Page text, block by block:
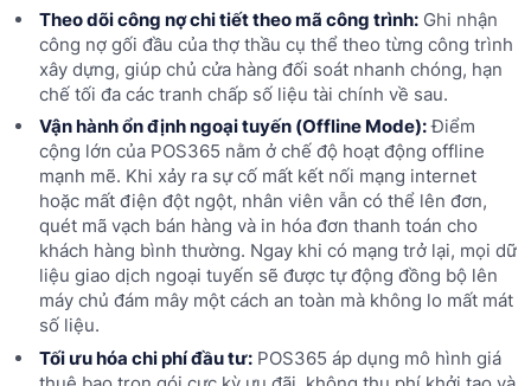
Theo dõi công nợ chi tiết theo mã công trình:Ghi nhận
công nợ gối đầu của thợ thầu cụ thể theo từng công trình
xây dựng, giúp chủ cửa hàng đối soát nhanh chóng, hạn
chế tối đa các tranh chấp số liệu tài chính về sau.
Vận hành ổn định ngoại tuyến (Offline Mode):Điểm
cộng lớn của POS365 nằm ở chế độ hoạt động offline
mạnh mẽ. Khi xảy ra sự cố mất kết nối mạng internet
hoặc mất điện đột ngột, nhân viên vẫn có thể lên đơn,
quét mã vạch bán hàng và in hóa đơn thanh toán cho
khách hàng bình thường. Ngay khi có mạng trở lại, mọi dữ
liệu giao dịch ngoại tuyến sẽ được tự động đồng bộ lên
máy chủ đám mây một cách an toàn mà không lo mất mát
số liệu.
Tối ưu hóa chi phí đầu tư:POS365 áp dụng mô hình giá